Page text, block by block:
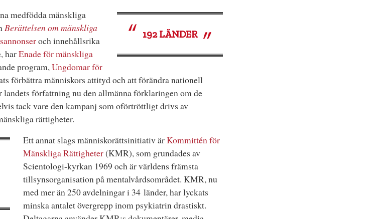
192LÄNDER
medfödda mänskliga
Berättelsen om mänskliga
och innehållsrika
harEnade för mänskliga
program, Ungdomar för
förbättra människors attityd och att förändra nationell
författning nu den allmänna förklaringen om de
tack vare den kampanj som oförtröttligt drivs av
rättigheter.
Ett annat slags människorättsinitiativ ärKommittén för
Mänskliga Rättigheter(KMR), som grundades av
Scientologi-kyrkan 1969 och är världens främsta
tillsynsorganisation på mentalvårdsområdet. KMR, nu
med mer än 250 avdelningar i 34 länder, har lyckats
minska antalet övergrepp inom psykiatrin drastiskt.